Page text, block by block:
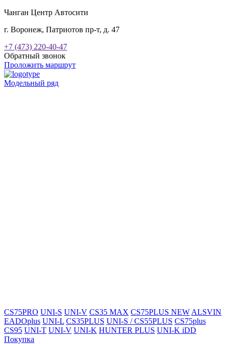
Чанган Центр Автосити
г. Воронеж, Патриотов пр-т, д. 47
+7 (473) 220-40-47
Обратный звонок
Проложить маршрут
Модельный ряд
CS75PRO UNI-S UNI-V CS35 MAX CS75PLUS NEW ALSVIN
EADOplus UNI-L CS35PLUS UNI-S / CS55PLUS CS75plus
CS95 UNI-T UNI-V UNI-K HUNTER PLUS UNI-K iDD
Покупка